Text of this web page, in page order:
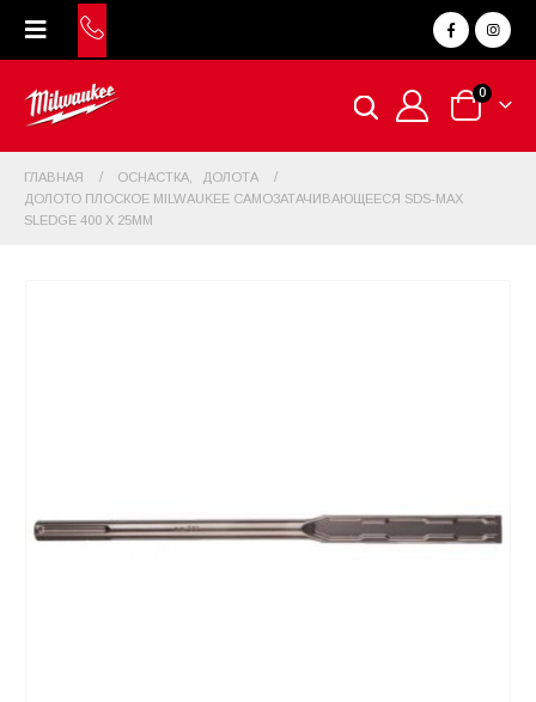
0
ГЛАВНАЯ ОСНАСТКА
ДОЛОТА
ДОЛОТО ПЛОСКОЕ MILWAUKEE САМОЗАТАЧИВАЮЩЕЕСЯ SDS-МАХ
SLEDGE 400 Х 25ММ